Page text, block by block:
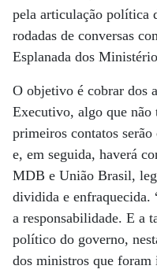
pela articulação política
rodadas de conversas
Esplanada dos
O objetivo é cobrar dos
Executivo, algo que não
primeiros contatos serão
e, em seguida, haverá
MDB e União Brasil,
dividida e enfraquecida.
a responsabilidade. E a
político do governo,
dos ministros que